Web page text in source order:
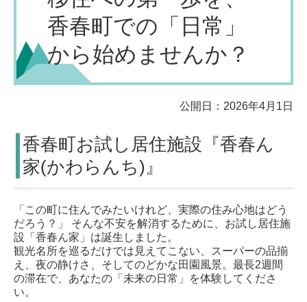
香春町での「日常」
から始めませんか？
公開日：2026年4月1日
香春町お試し居住施設『香春ん
家(かわらんち)』
「この町に住んでみたいけれど、実際の住み心地はどう
だろう？」 そんな不安を解消するために、お試し居住施
設「香春ん家」は誕生しました。
観光名所を巡るだけでは見えてこない、スーパーの品揃
え、夜の静けさ、そしてのどかな田園風景。最長2週間
の滞在で、あなたの「未来の日常」を体験してくださ
い。